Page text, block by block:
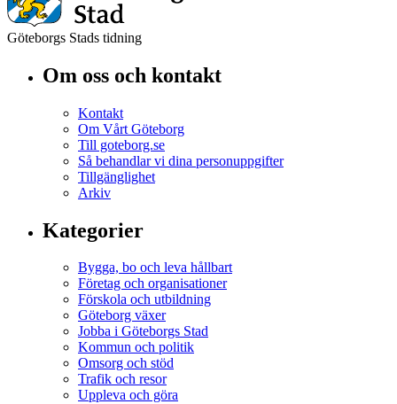
Göteborgs Stads tidning
Om oss och kontakt
Kontakt
Om Vårt Göteborg
Till goteborg.se
Så behandlar vi dina personuppgifter
Tillgänglighet
Arkiv
Kategorier
Bygga, bo och leva hållbart
Företag och organisationer
Förskola och utbildning
Göteborg växer
Jobba i Göteborgs Stad
Kommun och politik
Omsorg och stöd
Trafik och resor
Uppleva och göra